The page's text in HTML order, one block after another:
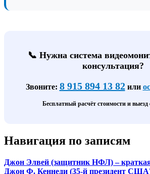
📞 Нужна система
консультация?
Звоните: 8 915 894 13 82или
Бесплатный расчёт стоимости и выезд
Навигация по записям
Джон Элвей (защитник НФЛ) –
Джон Ф. Кеннеди (35-й президент